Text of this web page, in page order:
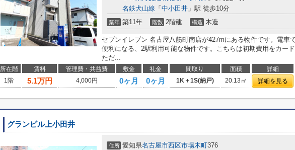
名鉄犬山線 「 中小田井 」駅 徒歩10分
築年 築11年 階数 2階建 構造 木造
セブンイレブン 名古屋八筋町南店が427mにある物件です。電車
便利になる、2駅利用可能な物件です。こちらは初期費用をカー
ただ...
所在階 賃料 管理費・共益費 敷金 礼金 間取り 面積 詳細
1階
5.1万円 4,000円 0ヶ月 0ヶ月 1K＋1S(納戸) 20.13㎡ 詳細を見る
グランビル上小田井
住所 愛知県名古屋市西区市場木町376